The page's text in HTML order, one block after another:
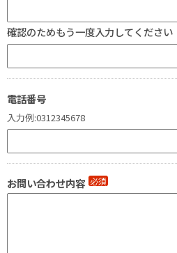
確認のためもう一度入力してください
電話番号
入力例:0312345678
お問い合わせ内容 必須